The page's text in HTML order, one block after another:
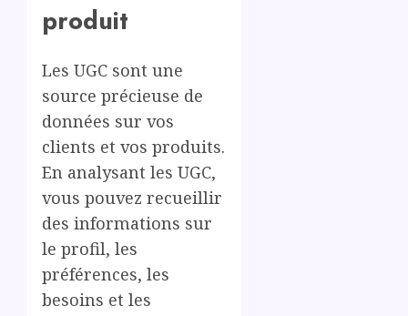
produit
Les UGC sont une
source précieuse de
données sur vos
clients et vos produits.
En analysant les UGC,
vous pouvez recueillir
des informations sur
le profil, les
préférences, les
besoins et les